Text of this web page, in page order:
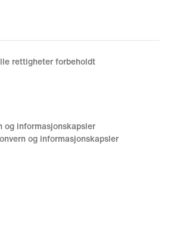
rettigheter forbeholdt
og informasjonskapsler
og informasjonskapsler